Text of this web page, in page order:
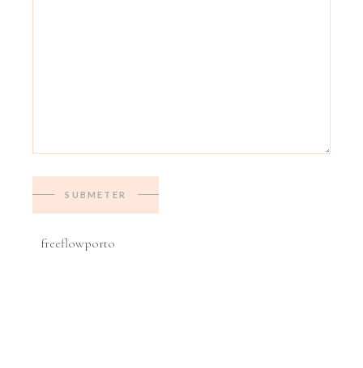
SUBMETER
freeflowporto